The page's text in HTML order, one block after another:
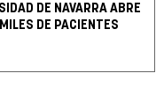
DE NAVARRA ABRE
DE PACIENTES